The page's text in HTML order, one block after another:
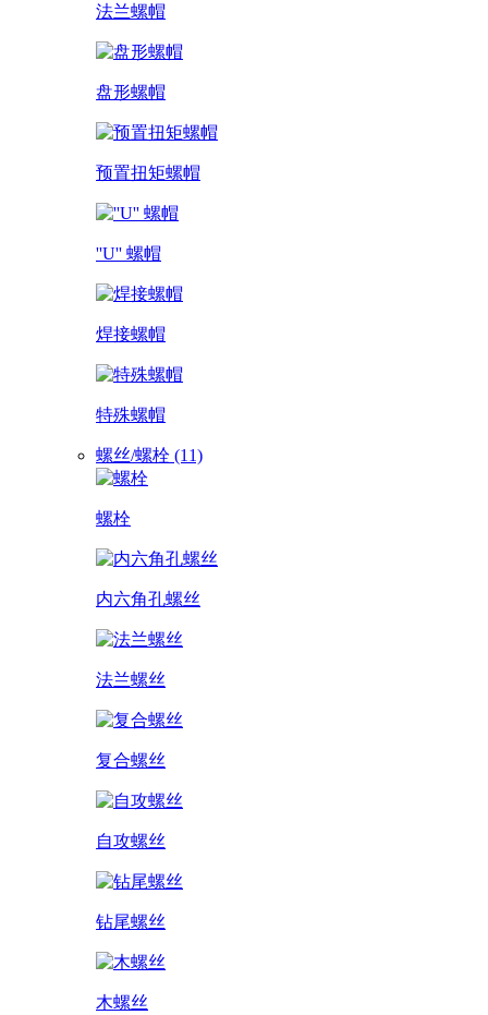
法兰螺帽
盘形螺帽
预置扭矩螺帽
''U'' 螺帽
焊接螺帽
特殊螺帽
螺丝/螺栓 (11)
螺栓
内六角孔螺丝
法兰螺丝
复合螺丝
自攻螺丝
钻尾螺丝
木螺丝